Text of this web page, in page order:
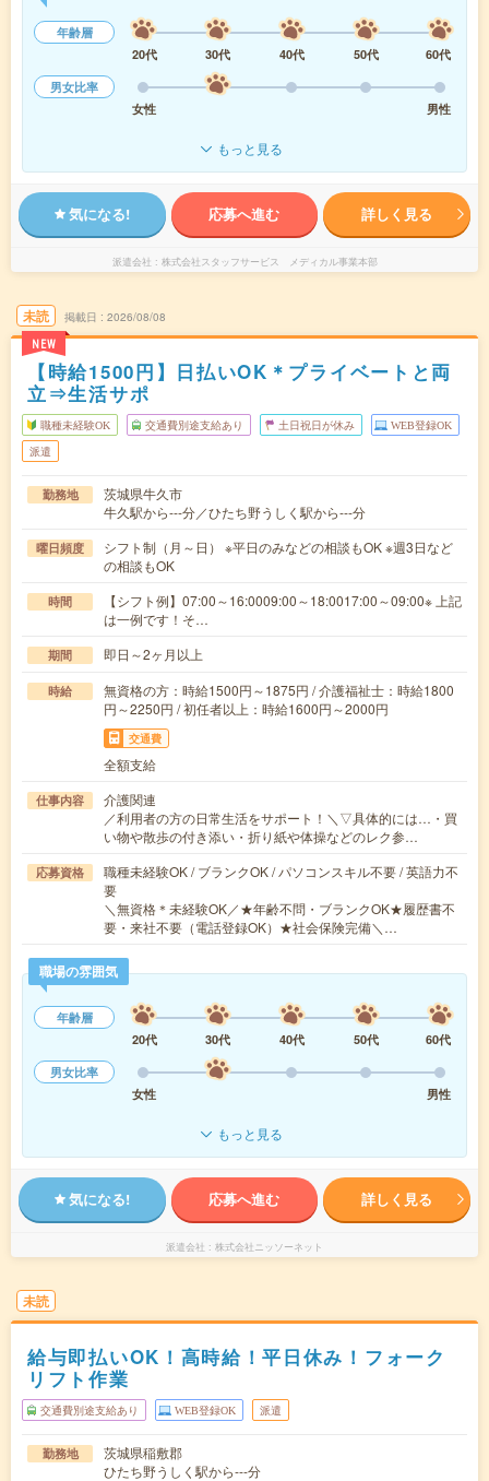
年齢層
20代
30代 40代 50代
60代
男女比率
女性
男性
もっと見る
気になる! 応募へ進む 詳しく見る
派遣会社 株式会社スタッフサービス メディカル事業本部
未読
NEW
掲載日 2026/08/08
【時給1500円】日払いOK＊プライベートと両
立⇒生活サポ
職種未経験OK 交通費別途支給あり 土日祝日が休み WEB登録OK
派遣
勤務地
茨城県牛久市
牛久駅から---分／ひたち野うしく駅から---分
曜日頻度
シフト制（月～日） ※平日のみなどの相談もOK ※週3日など
の相談もOK
時間
【シフト例】07:00～16:0009:00～18:0017:00～09:00※ 上記
は一例です！そ…
期間 即日～2ヶ月以上
時給
無資格の方：時給1500円～1875円 / 介護福祉士：時給1800
円～2250円 / 初任者以上：時給1600円～2000円
交通費
全額支給
仕事内容
介護関連
／利用者の方の日常生活をサポート！＼▽具体的には…・買
い物や散歩の付き添い・折り紙や体操などのレク参…
応募資格
職種未経験OK / ブランクOK / パソコンスキル不要 / 英語力不
要
＼無資格＊未経験OK／★年齢不問・ブランクOK★履歴書不
要・来社不要（電話登録OK）★社会保険完備＼…
職場の雰囲気
年齢層
20代
30代 40代 50代
60代
男女比率
女性
男性
もっと見る
気になる! 応募へ進む 詳しく見る
派遣会社 株式会社ニッソーネット
未読
給与即払いOK！高時給！平日休み！フォーク
リフト作業
交通費別途支給あり WEB登録OK 派遣
勤務地
茨城県稲敷郡
ひたち野うしく駅から---分